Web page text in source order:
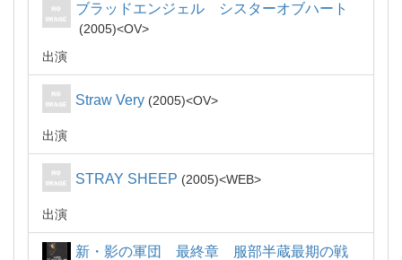
ブラッドエンジェル シスターオブハート
2005
OV
出演
Straw Very 2005 OV
出演
STRAY SHEEP 2005 WEB
出演
新・影の軍団 最終章 服部半蔵最期の戦